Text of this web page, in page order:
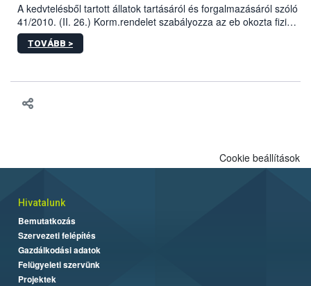
A kedvtelésből tartott állatok tartásáról és forgalmazásáról szóló
41/2010. (II. 26.) Korm.rendelet szabályozza az eb okozta fizikai
sérülés, illetve ennek veszélye keletkezésekor felmerülő
hatósági feladatokat, valamint a veszélyes eb tartását és annak
TOVÁBB >
Cookie beállítások
Hivatalunk
Bemutatkozás
Szervezeti felépítés
Gazdálkodási adatok
Felügyeleti szervünk
Projektek